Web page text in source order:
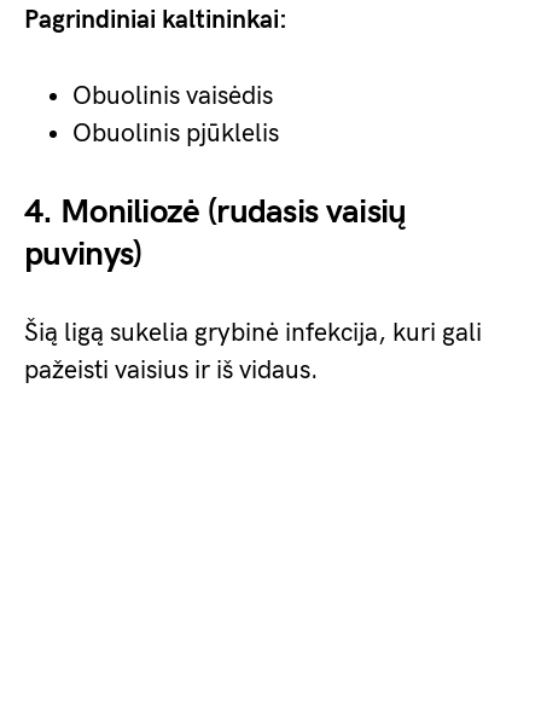
Pagrindiniai kaltininkai:
Obuolinis vaisėdis
Obuolinis pjūklelis
4. Moniliozė (rudasis vaisių
puvinys)
Šią ligą sukelia grybinė infekcija, kuri gali
pažeisti vaisius ir iš vidaus.